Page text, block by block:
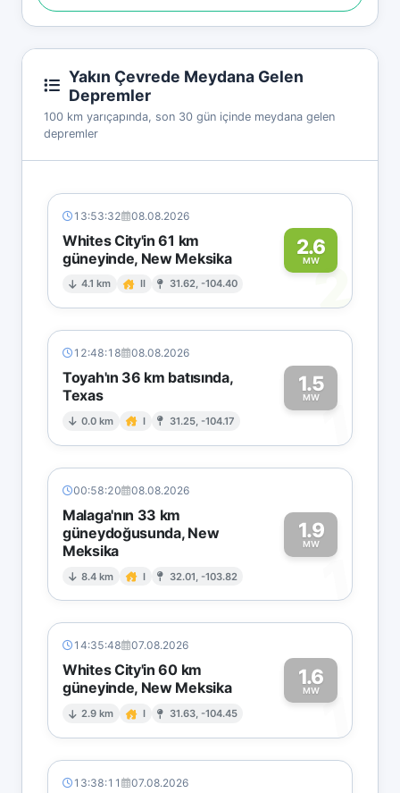
Yakın Çevrede Meydana Gelen
Depremler
100 km yarıçapında, son 30 gün içinde meydana gelen
depremler
13:53:32 08.08.2026
Whites City'in 61 km
güneyinde, New Meksika
4.1 km II 31.62, -104.40
2.6
MW2
12:48:18 08.08.2026
Toyah'ın 36 km batısında,
Texas
0.0 km I 31.25, -104.17
1.5
MW1
00:58:20 08.08.2026
Malaga'nın 33 km
güneydoğusunda, New
Meksika
8.4 km I 32.01, -103.82
1.9
MW
1
14:35:48 07.08.2026
Whites City'in 60 km
güneyinde, New Meksika
2.9 km I 31.63, -104.45
1.6
MW1
13:38:11 07.08.2026